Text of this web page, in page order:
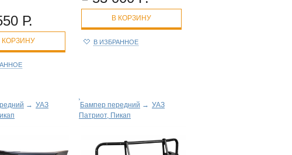
Р.
КОРЗИНУ
В КОРЗИНУ
В ИЗБРАННОЕ
→ УАЗ
Бампер передний → УАЗ
Патриот, Пикап